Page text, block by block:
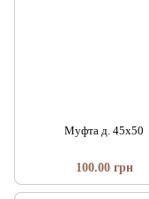
Муфта д. 45х50
100.00 грн